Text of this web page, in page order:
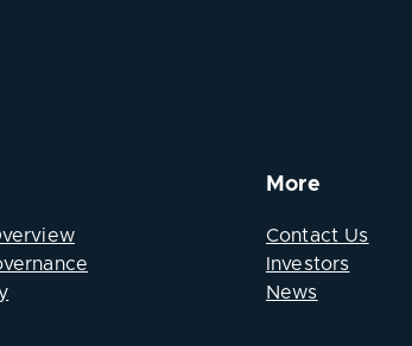
More
Contact Us
Investors
News